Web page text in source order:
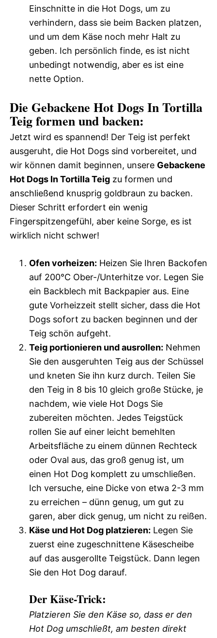
Einschnitte in die Hot Dogs, um zu
verhindern, dass sie beim Backen platzen,
und um dem Käse noch mehr Halt zu
geben. Ich persönlich finde, es ist nicht
unbedingt notwendig, aber es ist eine
nette Option.
Die Gebackene Hot Dogs In Tortilla
Teig formen und backen:
Jetzt wird es spannend! Der Teig ist perfekt
ausgeruht, die Hot Dogs sind vorbereitet, und
wir können damit beginnen, unsere Gebackene
Hot Dogs In Tortilla Teig zu formen und
anschließend knusprig goldbraun zu backen.
Dieser Schritt erfordert ein wenig
Fingerspitzengefühl, aber keine Sorge, es ist
wirklich nicht schwer!
Ofen vorheizen: Heizen Sie Ihren Backofen
auf 200°C Ober-/Unterhitze vor. Legen Sie
ein Backblech mit Backpapier aus. Eine
gute Vorheizzeit stellt sicher, dass die Hot
Dogs sofort zu backen beginnen und der
Teig schön aufgeht.
Teig portionieren und ausrollen: Nehmen
Sie den ausgeruhten Teig aus der Schüssel
und kneten Sie ihn kurz durch. Teilen Sie
den Teig in 8 bis 10 gleich große Stücke, je
nachdem, wie viele Hot Dogs Sie
zubereiten möchten. Jedes Teigstück
rollen Sie auf einer leicht bemehlten
Arbeitsfläche zu einem dünnen Rechteck
oder Oval aus, das groß genug ist, um
einen Hot Dog komplett zu umschließen.
Ich versuche, eine Dicke von etwa 2-3 mm
zu erreichen – dünn genug, um gut zu
garen, aber dick genug, um nicht zu reißen.
Käse und Hot Dog platzieren: Legen Sie
zuerst eine zugeschnittene Käsescheibe
auf das ausgerollte Teigstück. Dann legen
Sie den Hot Dog darauf.
Der Käse-Trick:
Platzieren Sie den Käse so, dass er den
Hot Dog umschließt, am besten direkt